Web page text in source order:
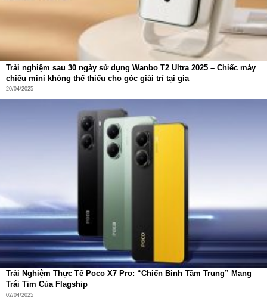
Thiết kế cao cấp, vận hành êm ái và thân
thiện với người dùng
Về mặt thẩm mỹ, Smartmi Air Purifier 3 sở hữu
, kết hợp thiết kế bo cong tinh giản,
Không chỉ đẹp, máy còn ghi điểm ở khả năngvận hành
siêu êm:
Độ ồn chỉ26 dB(A)ở chế độ ngủ
Phù hợp cho phòng ngủ, phòng làm việc, thư viện cá
nhân
Không gây ảnh hưởng đến giấc ngủ hay khả năng tập
Trải nghiệm sau 30 ngày sử dụng Wanbo T2 Ultra 2025 – Chiếc máy
chiếu mini không thể thiếu cho góc giải trí tại gia
20/04/2025
Trải Nghiệm Thực Tế Poco X7 Pro: “Chiến Binh Tầm Trung” Mang
Trái Tim Của Flagship
02/04/2025